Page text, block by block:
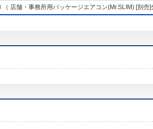
（ 店舗・事務所用パッケージエアコン(Mr.SLIM) [別売]